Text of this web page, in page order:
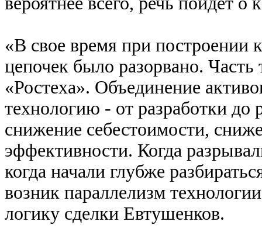
«В свое время при построении
цепочек было разорвано. Часть
«Ростеха». Объединение
технологию - от разработки до
снижение себестоимости,
эффективности. Когда
когда начали глубже
возник параллелизм
логику сделки Евтушенков.